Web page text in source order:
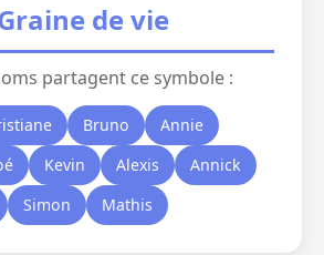
de vie
partagent ce symbole :
Bruno
Annie
Kevin Alexis
Annick
Simon Mathis